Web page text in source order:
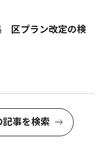
区プラン改定の検
事を検索